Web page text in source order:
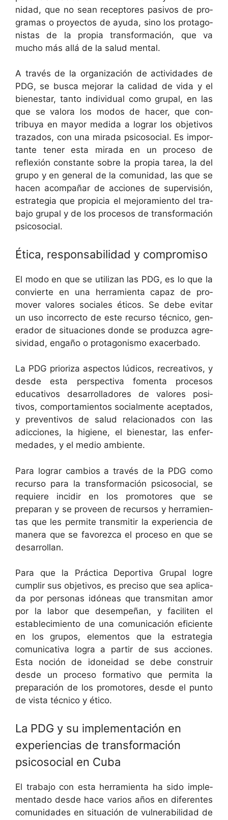
nidad, que no sean recep­tores pasivos de pro­
gra­mas o proyec­tos de ayu­da, sino los pro­tag­o­
nistas de la propia trans­for­ma­ción, que va
mucho más allá de la salud mental.
A través de la orga­ni­zación de activi­dades de
PDG, se bus­ca mejo­rar la cal­i­dad de vida y el
bien­es­tar, tan­to indi­vid­ual como gru­pal, en las
que se val­o­ra los mod­os de hac­er, que con­
tribuya en may­or medi­da a lograr los obje­tivos
traza­dos, con una mira­da psi­coso­cial. Es impor­
tante ten­er esta mira­da en un pro­ce­so de
reflex­ión con­stante sobre la propia tarea, la del
grupo y en gen­er­al de la comu­nidad, las que se
hacen acom­pañar de acciones de super­visión,
estrate­gia que prop­i­cia el mejo­ramien­to del tra­
ba­jo gru­pal y de los pro­ce­sos de trans­for­ma­ción
psicosocial.
Ética, responsabilidad y compromiso
El modo en que se uti­lizan las PDG, es lo que la
con­vierte en una her­ramien­ta capaz de pro­
mover val­ores sociales éti­cos. Se debe evi­tar
un uso incor­rec­to de este recur­so téc­ni­co, gen­
er­ador de situa­ciones donde se pro­duz­ca agre­
sivi­dad, engaño o pro­tag­o­nis­mo exacerbado.
La PDG pri­or­iza aspec­tos lúdi­cos, recre­ativos, y
des­de esta per­spec­ti­va fomen­ta pro­ce­sos
educa­tivos desar­rol­ladores de val­ores pos­i­
tivos, com­por­tamien­tos social­mente acep­ta­dos,
y pre­ven­tivos de salud rela­ciona­dos con las
adic­ciones, la higiene, el bien­es­tar, las enfer­
medades, y el medio ambiente.
Para lograr cam­bios a través de la PDG como
recur­so para la trans­for­ma­ción psi­coso­cial, se
requiere incidir en los pro­mo­tores que se
preparan y se proveen de recur­sos y her­ramien­
tas que les per­mite trans­mi­tir la expe­ri­en­cia de
man­era que se favorez­ca el pro­ce­so en que se
desarrollan.
Para que la Prác­ti­ca Deporti­va Gru­pal logre
cumplir sus obje­tivos, es pre­ciso que sea apli­ca­
da por per­sonas idóneas que trans­mi­tan amor
por la labor que desem­peñan, y faciliten el
establec­imien­to de una comu­ni­cación efi­ciente
en los gru­pos, ele­men­tos que la estrate­gia
comu­nica­ti­va logra a par­tir de sus acciones.
Esta noción de idonei­dad se debe con­stru­ir
des­de un pro­ce­so for­ma­ti­vo que per­mi­ta la
preparación de los pro­mo­tores, des­de el pun­to
de vista téc­ni­co y ético.
La PDG y su implementación en
experiencias de transformación
psicosocial en Cuba
El tra­ba­jo con esta her­ramien­ta ha sido imple­
men­ta­do des­de hace var­ios años en difer­entes
comu­nidades en situación de vul­ner­a­bil­i­dad de